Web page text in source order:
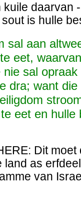
kuile daarvan
is hulle
sal aan
eet,
sal
dra; want
eet en hulle
Dit
land as
van